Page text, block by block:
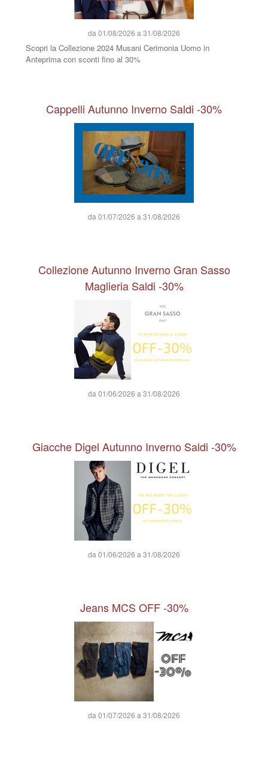
da 01/08/2026 a 31/08/2026
Scopri la Collezione 2024 Musani Cerimonia Uomo in
Anteprima con sconti fino al 30%
Cappelli Autunno Inverno Saldi -30%
da 01/07/2026 a 31/08/2026
Collezione Autunno Inverno Gran Sasso
Maglieria Saldi -30%
da 01/06/2026 a 31/08/2026
Giacche Digel Autunno Inverno Saldi -30%
da 01/06/2026 a 31/08/2026
Jeans MCS OFF -30%
da 01/07/2026 a 31/08/2026